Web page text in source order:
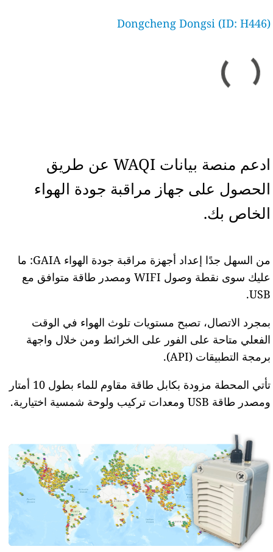
Dongcheng Dongsi (ID: H446)
ادعم منصة بيانات WAQI عن طريق
الحصول على جهاز مراقبة جودة الهواء
الخاص بك.
من السهل جدًا إعداد أجهزة مراقبة جودة الهواء GAIA: ما
عليك سوى نقطة وصول WIFI ومصدر طاقة متوافق مع
USB.
بمجرد الاتصال، تصبح مستويات تلوث الهواء في الوقت
الفعلي متاحة على الفور على الخرائط ومن خلال واجهة
برمجة التطبيقات (API).
تأتي المحطة مزودة بكابل طاقة مقاوم للماء بطول 10 أمتار
ومصدر طاقة USB ومعدات تركيب ولوحة شمسية اختيارية.